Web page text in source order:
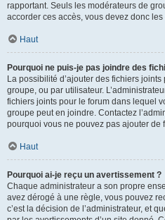
rapportant. Seuls les modérateurs de
accorder ces accès, vous devez donc les
Haut
Pourquoi ne puis-je pas joindre des
La possibilité d’ajouter des fichiers
groupe, ou par utilisateur.
fichiers joints pour le forum dans lequel
groupe peut en joindre. Contactez
pourquoi vous ne pouvez pas ajouter de
Haut
Pourquoi ai-je reçu un avertissement ?
Chaque administrateur a son propre
avez dérogé à une règle, vous pouvez
c’est la décision de l’administrateur, et